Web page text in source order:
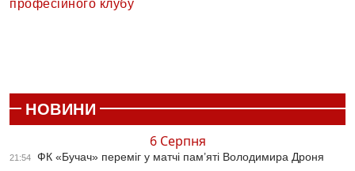
професійного клубу
НОВИНИ
6 Серпня
21:54 ФК «Бучач» переміг у матчі пам’яті Володимира Дроня